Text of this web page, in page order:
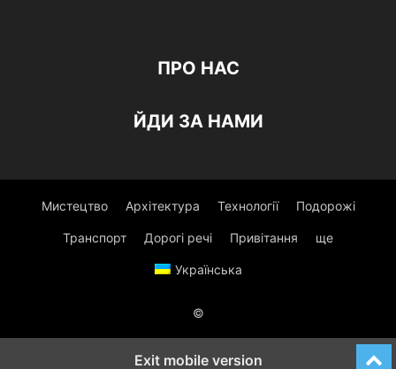
ПРО НАС
ЙДИ ЗА НАМИ
Мистецтво Архітектура Технології Подорожі
Транспорт Дорогі речі Привітання ще
Українська
©
Exit mobile version